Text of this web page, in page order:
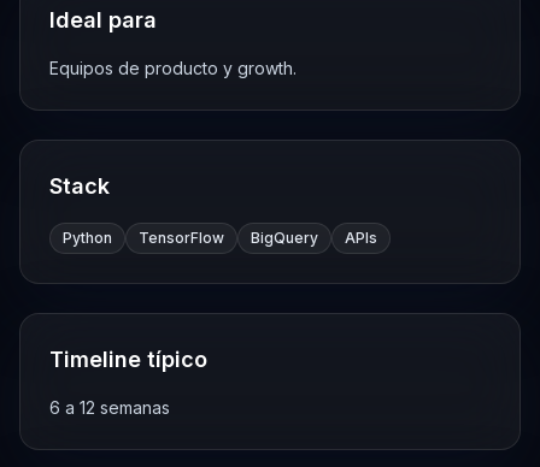
Ideal para
Equipos de producto y growth.
Stack
Python TensorFlow BigQuery APIs
Timeline típico
6 a 12 semanas